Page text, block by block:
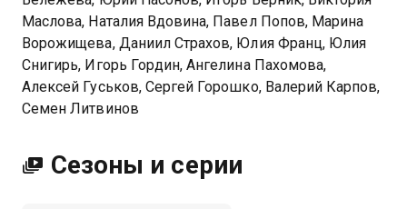
Маслова, Наталия Вдовина, Павел Попов, Марина
Ворожищева, Даниил Страхов, Юлия Франц, Юлия
Снигирь, Игорь Гордин, Ангелина Пахомова,
Алексей Гуськов, Сергей Горошко, Валерий Карпов,
Семен Литвинов
Сезоны и серии